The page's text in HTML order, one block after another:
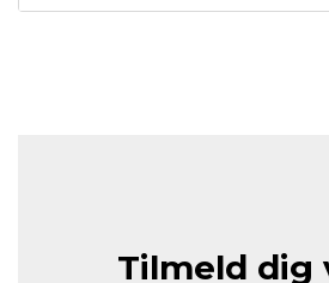
Tilmeld dig